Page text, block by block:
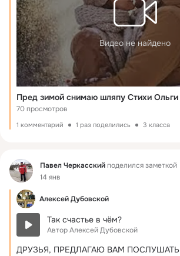
Видео не найдено
70 просмотров
1 комментарий 1 раз поделились 3 класса
Фид Павел Черкасскийподелился заметкой
14 янв
Алексей Дубовской
Так счастье в чём?
Автор Алексей Дубовской
ДРУЗЬЯ, ПРЕДЛАГАЮ ВАМ